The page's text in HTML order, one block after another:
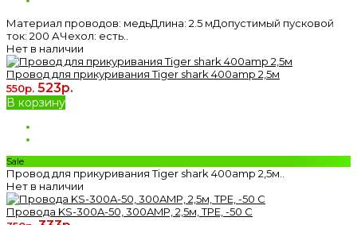
Материал проводов: медьДлина: 2.5 мДопустимый пусковой
ток: 200 АЧехол: есть..
Нет в наличии
Провод для прикуривания Tiger shark 400amp 2,5м
550р. 523р.
В корзину
Sale
Провод для прикуривания Tiger shark 400amp 2,5м..
Нет в наличии
Провода KS-300A-50, 300AMP, 2,5м, TPE, -50 С